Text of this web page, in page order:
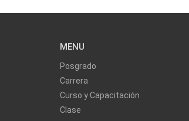
MENU
Posgrado
Carrera
Curso y Capacitación
Clase